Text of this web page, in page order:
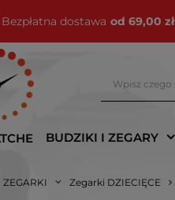
Bezpłatna dostawa od 69,00 zł
BUDZIKI I ZEGARY
ZEGARKI Zegarki DZIECIĘCE